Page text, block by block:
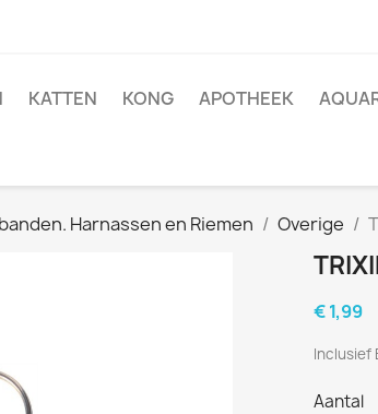
KATTEN KONG APOTHEEK
Harnassen en Riemen Overige
€ 1,99
Inclusief
Aantal